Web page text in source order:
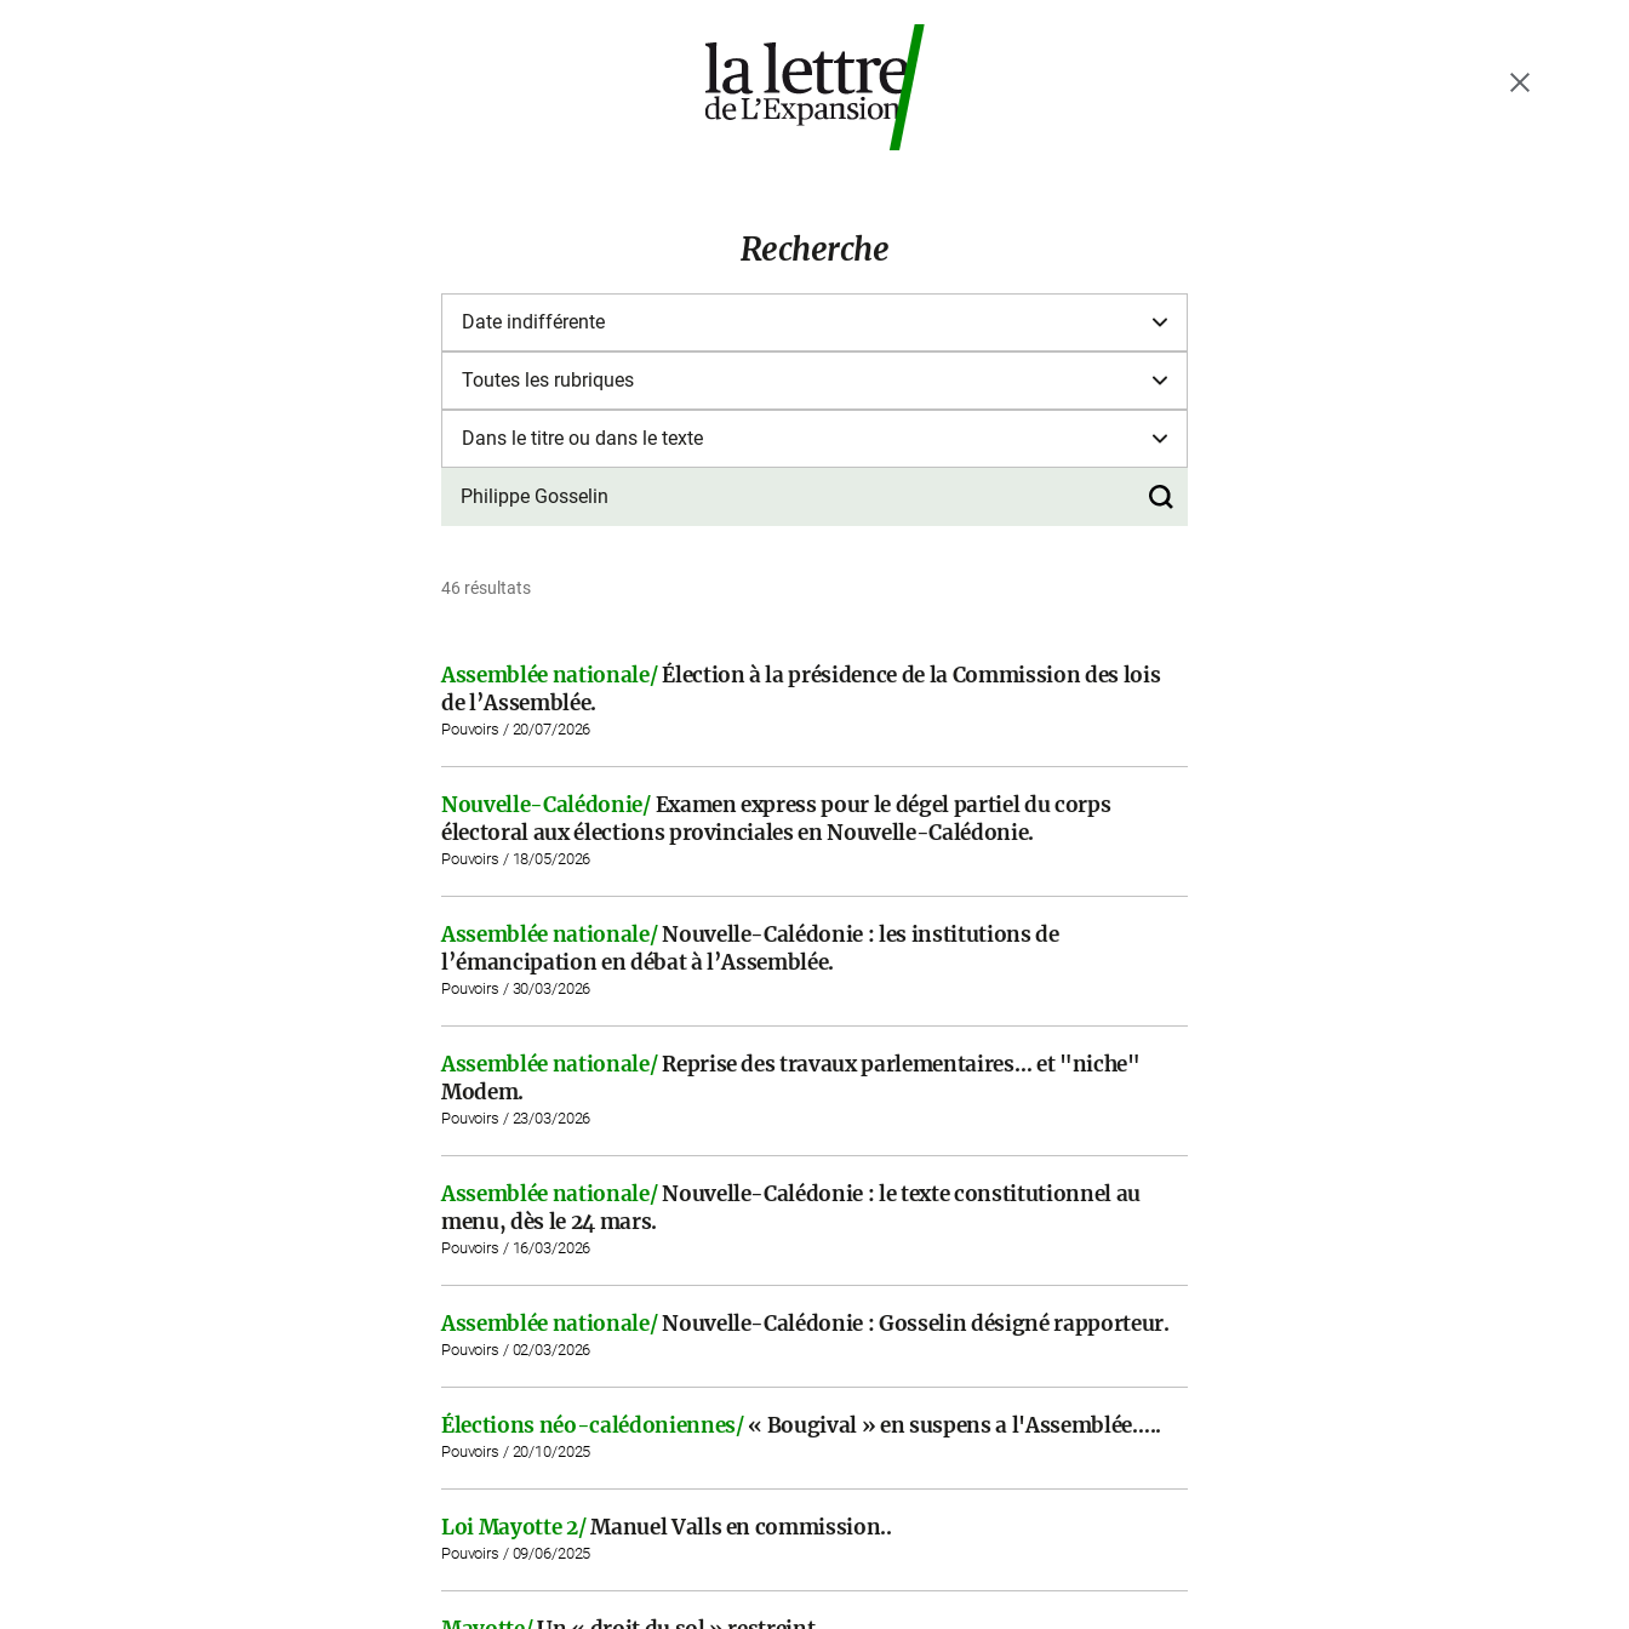
Recherche
46 résultats
Assemblée nationale/Élection à la présidence de la Commission des lois
de l’Assemblée.
Pouvoirs / 20/07/2026
Nouvelle-Calédonie/ Examen express pour le dégel partiel du corps
électoral aux élections provinciales en Nouvelle-Calédonie.
Pouvoirs / 18/05/2026
Assemblée nationale/Nouvelle-Calédonie : les institutions de
l’émancipation en débat à l’Assemblée.
Pouvoirs / 30/03/2026
Assemblée nationale/Reprise des travaux parlementaires… et "niche"
Modem.
Pouvoirs / 23/03/2026
Assemblée nationale/Nouvelle-Calédonie : le texte constitutionnel au
menu, dès le 24 mars.
Pouvoirs / 16/03/2026
Assemblée nationale/Nouvelle-Calédonie : Gosselin désigné rapporteur.
Pouvoirs / 02/03/2026
Élections néo-calédoniennes/ « Bougival » en suspens a l'Assemblée…..
Pouvoirs / 20/10/2025
Loi Mayotte 2/Manuel Valls en commission..
Pouvoirs / 09/06/2025